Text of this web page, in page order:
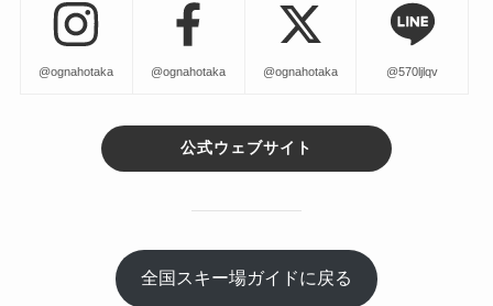
@ognahotaka @ognahotaka @ognahotaka @570ljlqv
公式ウェブサイト
全国スキー場ガイドに戻る